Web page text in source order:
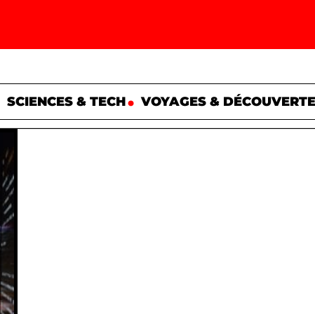
SCIENCES & TECH VOYAGES &